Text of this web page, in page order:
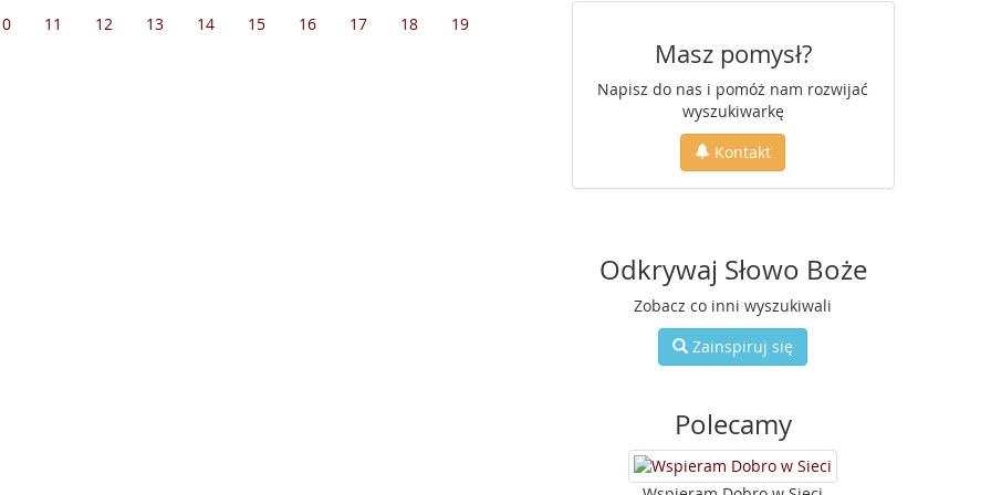
11 12 13 14 15 16 17 18
19
Masz pomysł?
Napisz do nas i pomóż nam rozwijać
wyszukiwarkę
Kontakt
Odkrywaj Słowo Boże
Zobacz co inni wyszukiwali
Zainspiruj się
Polecamy